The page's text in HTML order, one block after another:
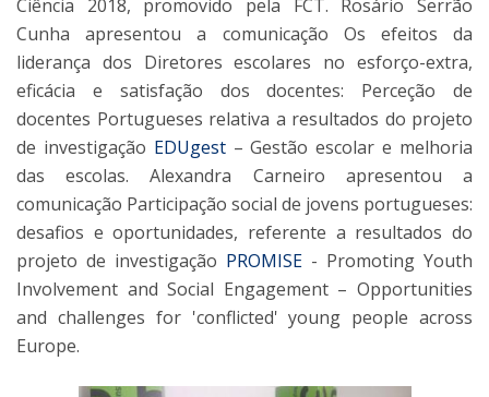
Ciência 2018, promovido pela FCT. Rosário Serrão
Cunha apresentou a comunicação Os efeitos da
liderança dos Diretores escolares no esforço-extra,
eficácia e satisfação dos docentes: Perceção de
docentes Portugueses relativa a resultados do projeto
de investigação EDUgest– Gestão escolar e melhoria
das escolas. Alexandra Carneiro apresentou a
comunicação Participação social de jovens portugueses:
desafios e oportunidades, referente a resultados do
projeto de investigação PROMISE - Promoting Youth
Involvement and Social Engagement – Opportunities
and challenges for 'conflicted' young people across
Europe.